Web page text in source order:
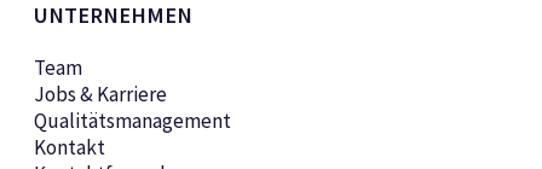
UNTERNEHMEN
Team
Jobs & Karriere
Qualitätsmanagement
Kontakt